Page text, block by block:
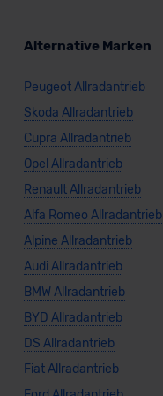
Alternative Marken
Peugeot Allradantrieb
Skoda Allradantrieb
Cupra Allradantrieb
Opel Allradantrieb
Renault Allradantrieb
Alfa Romeo Allradantrieb
Alpine Allradantrieb
Audi Allradantrieb
BMW Allradantrieb
BYD Allradantrieb
DS Allradantrieb
Fiat Allradantrieb